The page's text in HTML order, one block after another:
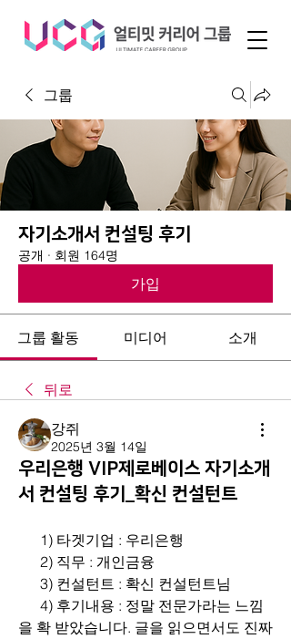
그룹
자기소개서 컨설팅 후기
공개 · 회원 164명
가입
그룹 활동 미디어 소개
뒤로
강쥐
2025년 3월 14일
우리은행 VIP제로베이스 자기소개
서 컨설팅 후기_확신 컨설턴트
1) 타겟기업 : 우리은행
2) 직무 : 개인금융
3) 컨설턴트 : 확신 컨설턴트님
4) 후기내용 : 정말 전문가라는 느낌
을 확 받았습니다. 글을 읽으면서도 진짜